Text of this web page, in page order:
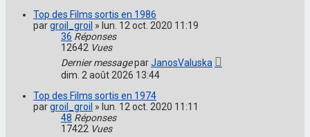
Top des Films sortis en 1986
pargroil_groil » lun. 12 oct. 2020 11:19
36 Réponses
12642 Vues
Dernier messageparJanosValuska
dim. 2 août 2026 13:44
Top des Films sortis en 1974
pargroil_groil » lun. 12 oct. 2020 11:11
48 Réponses
17422 Vues